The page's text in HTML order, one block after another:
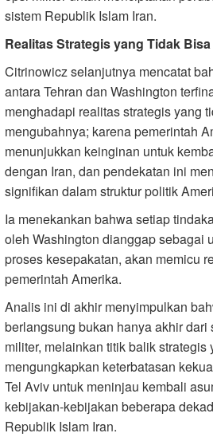
sistem Republik Islam Iran.
Realitas Strategis yang Tidak
Citrinowicz selanjutnya mencatat
antara Tehran dan Washington
menghadapi realitas strategis yang
mengubahnya; karena pemerintah
menunjukkan keinginan untuk
dengan Iran, dan pendekatan ini
signifikan dalam struktur politik
Ia menekankan bahwa setiap
oleh Washington dianggap sebagai
proses kesepakatan, akan memicu
pemerintah Amerika.
Analis ini di akhir menyimpulkan
berlangsung bukan hanya akhir dari
militer, melainkan titik balik strategis
mengungkapkan keterbatasan
Tel Aviv untuk meninjau kembali
kebijakan-kebijakan beberapa
Republik Islam Iran.